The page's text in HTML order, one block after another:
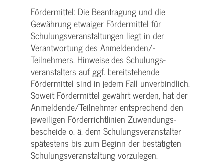
Fördermittel: Die Beantragung und die
Gewährung etwaiger Fördermittel für
Schulungs­veranstaltungen liegt in der
Verantwortung des Anmeldenden/­
Teilnehmers. Hinweise des Schulungs­
veranstalters auf ggf. bereitstehende
Fördermittel sind in jedem Fall unverbindlich.
Soweit Fördermittel gewährt werden, hat der
Anmeldende/­Teilnehmer entsprechend den
jeweiligen Förderrichtlinien Zuwendungs­
bescheide o. ä. dem Schulungs­veranstalter
spätestens bis zum Beginn der bestätigten
Schulungs­veranstaltung vorzulegen.